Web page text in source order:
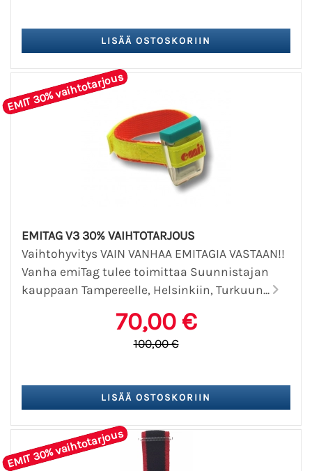
EMIT 30% vaihtotarjous
EMITAG V3 30% VAIHTOTARJOUS
Vaihtohyvitys VAIN VANHAA EMITAGIA VASTAAN!!
Vanha emiTag tulee toimittaa Suunnistajan
kauppaan Tampereelle, Helsinkiin, Turkuun...
70,00 €
100,00 €
EMIT 30% vaihtotarjous